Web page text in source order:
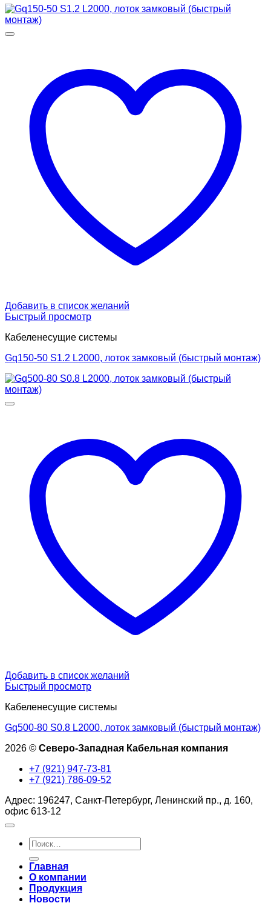
Добавить в список желаний
Быстрый просмотр
Кабеленесущие системы
Gq150-50 S1.2 L2000, лоток замковый (быстрый монтаж)
Добавить в список желаний
Быстрый просмотр
Кабеленесущие системы
Gq500-80 S0.8 L2000, лоток замковый (быстрый монтаж)
2026 © Северо-Западная Кабельная компания
+7 (921) 947-73-81
+7 (921) 786-09-52
Адрес: 196247, Санкт-Петербург, Ленинский пр., д. 160,
офис 613-12
Искать:
Главная
О компании
Продукция
Новости